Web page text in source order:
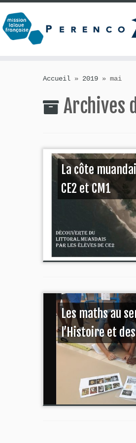
Accueil » 2019 » mai
Archives
La côte
CE2 et CM1
Les maths au
l’Histoire et